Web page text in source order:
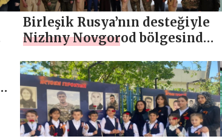
Birleşik Rusya’nın desteğiyle
Nizhny Novgorod bölgesinde
müzesi açıldı